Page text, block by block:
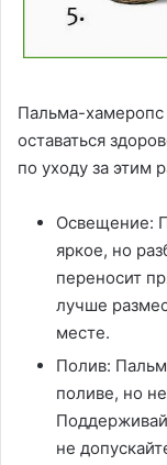
Пальма-хамеропс
оставаться
по уходу за этим
Освещение:
яркое, но
переносит
лучше
месте.
Полив:
поливе, но
не